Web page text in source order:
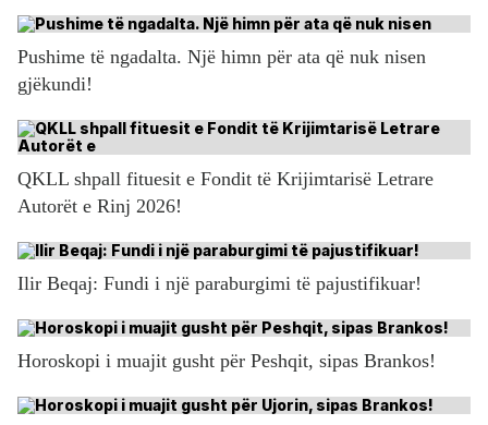
Pushime të ngadalta. Një himn për ata që nuk nisen
gjëkundi!
QKLL shpall fituesit e Fondit të Krijimtarisë Letrare
Autorët e Rinj 2026!
Ilir Beqaj: Fundi i një paraburgimi të pajustifikuar!
Horoskopi i muajit gusht për Peshqit, sipas Brankos!